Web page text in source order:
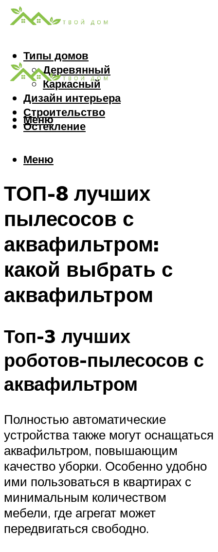
Типы домов
Деревянный
Каркасный
Дизайн интерьера
Строительство
Остекление
Меню
Меню
ТОП-8 лучших
пылесосов с
аквафильтром:
какой выбрать с
аквафильтром
Топ-3 лучших
роботов-пылесосов с
аквафильтром
Полностью автоматические
устройства также могут оснащаться
аквафильтром, повышающим
качество уборки. Особенно удобно
ими пользоваться в квартирах с
минимальным количеством
мебели, где агрегат может
передвигаться свободно.